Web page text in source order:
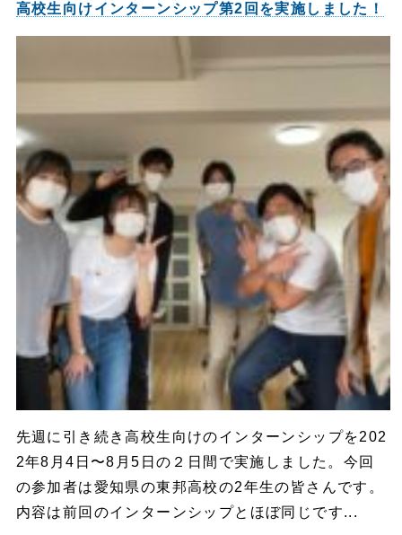
高校生向けインターンシップ第2回を実施しました！
先週に引き続き高校生向けのインターンシップを202
2年8月4日〜8月5日の２日間で実施しました。今回
の参加者は愛知県の東邦高校の2年生の皆さんです。
内容は前回のインターンシップとほぼ同じです...